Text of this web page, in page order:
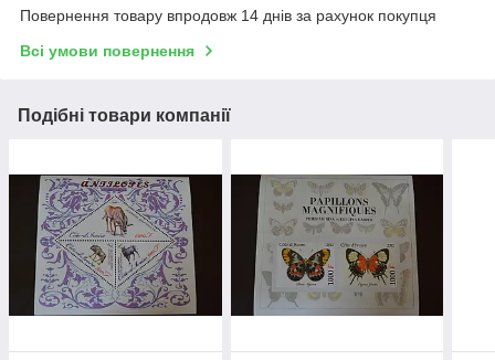
Повернення товару впродовж 14 днів за рахунок покупця
Всі умови повернення
Подібні товари компанії